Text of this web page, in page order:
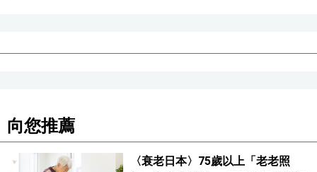
向您推薦
〈衰老日本〉75歲以上「老老照